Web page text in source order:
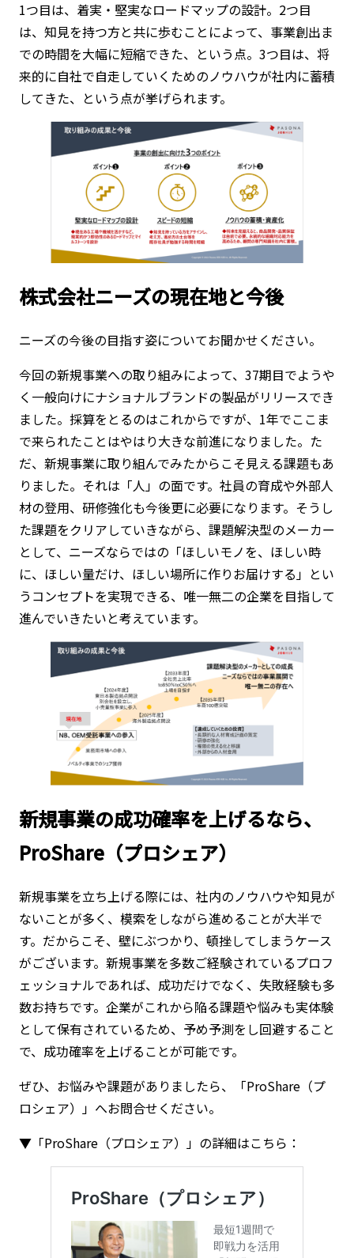
1つ目は、着実・堅実なロードマップの設計。2つ目
は、知見を持つ方と共に歩むことによって、事業創出ま
での時間を大幅に短縮できた、という点。3つ目は、将
来的に自社で自走していくためのノウハウが社内に蓄積
してきた、という点が挙げられます。
株式会社ニーズの現在地と今後
ニーズの今後の目指す姿についてお聞かせください。
今回の新規事業への取り組みによって、37期目でようや
く一般向けにナショナルブランドの製品がリリースでき
ました。採算をとるのはこれからですが、1年でここま
で来られたことはやはり大きな前進になりました。た
だ、新規事業に取り組んでみたからこそ見える課題もあ
りました。それは「人」の面です。社員の育成や外部人
材の登用、研修強化も今後更に必要になります。そうし
た課題をクリアしていきながら、課題解決型のメーカー
として、ニーズならではの「ほしいモノを、ほしい時
に、ほしい量だけ、ほしい場所に作りお届けする」とい
うコンセプトを実現できる、唯一無二の企業を目指して
進んでいきたいと考えています。
新規事業の成功確率を上げるなら、
ProShare（プロシェア）
新規事業を立ち上げる際には、社内のノウハウや知見が
ないことが多く、模索をしながら進めることが大半で
す。だからこそ、壁にぶつかり、頓挫してしまうケース
がございます。新規事業を多数ご経験されているプロフ
ェッショナルであれば、成功だけでなく、失敗経験も多
数お持ちです。企業がこれから陥る課題や悩みも実体験
として保有されているため、予め予測をし回避すること
で、成功確率を上げることが可能です。
ぜひ、お悩みや課題がありましたら、「ProShare（プ
ロシェア）」へお問合せください。
▼「ProShare（プロシェア）」の詳細はこちら：